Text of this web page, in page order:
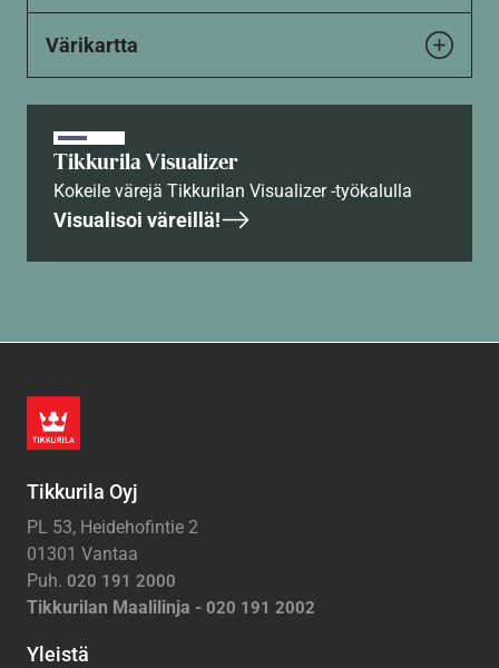
Värikartta
Tikkurila Visualizer
Kokeile värejä Tikkurilan Visualizer -työkalulla
Visualisoi väreillä!
Tikkurila Oyj
PL 53, Heidehofintie 2
01301 Vantaa
Puh. 020 191 2000
Tikkurilan Maalilinja - 020 191 2002
Yleistä